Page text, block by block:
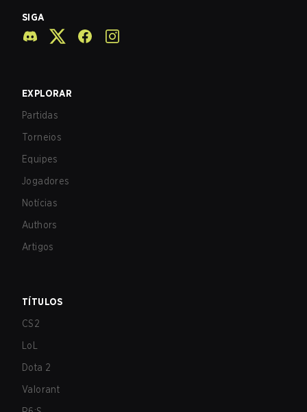
SIGA
EXPLORAR
Partidas
Torneios
Equipes
Jogadores
Notícias
Authors
Artigos
TÍTULOS
CS2
LoL
Dota 2
Valorant